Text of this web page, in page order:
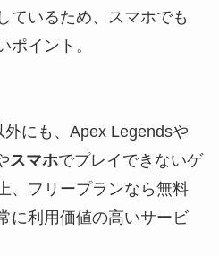
ているため、スマホでも
ポイント。
にも、Apex Legendsや
スマホでプレイできないゲ
、フリープランなら無料
に利用価値の高いサービ